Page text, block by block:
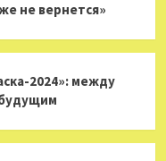
не вернется»
2024»: между